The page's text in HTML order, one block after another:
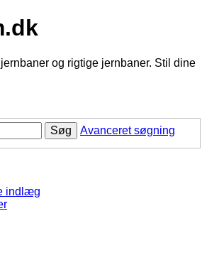
og rigtige jernbaner. Stil dine
Søg Avanceret søgning
indlæg